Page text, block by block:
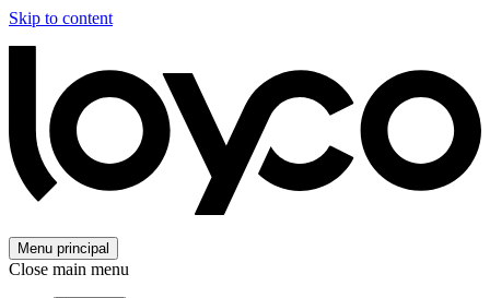
Skip to content
Menu principal
Close main menu